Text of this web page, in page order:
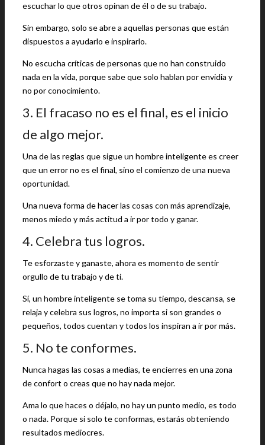
escuchar lo que otros opinan de él o de su trabajo.
Sin embargo, solo se abre a aquellas personas que están
dispuestos a ayudarlo e inspirarlo.
No escucha críticas de personas que no han construido
nada en la vida, porque sabe que solo hablan por envidia y
no por conocimiento.
3. El fracaso no es el final, es el inicio
de algo mejor.
Una de las reglas que sigue un hombre inteligente es creer
que un error no es el final, sino el comienzo de una nueva
oportunidad.
Una nueva forma de hacer las cosas con más aprendizaje,
menos miedo y más actitud a ir por todo y ganar.
4. Celebra tus logros.
Te esforzaste y ganaste, ahora es momento de sentir
orgullo de tu trabajo y de ti.
Sí, un hombre inteligente se toma su tiempo, descansa, se
relaja y celebra sus logros, no importa si son grandes o
pequeños, todos cuentan y todos los inspiran a ir por más.
5. No te conformes.
Nunca hagas las cosas a medias, te encierres en una zona
de confort o creas que no hay nada mejor.
Ama lo que haces o déjalo, no hay un punto medio, es todo
o nada. Porque si solo te conformas, estarás obteniendo
resultados mediocres.